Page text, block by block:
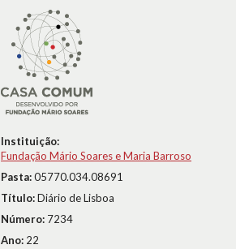
Instituição:
Fundação Mário Soares e Maria Barroso
Pasta:05770.034.08691
Título:Diário de Lisboa
Número: 7234
Ano: 22